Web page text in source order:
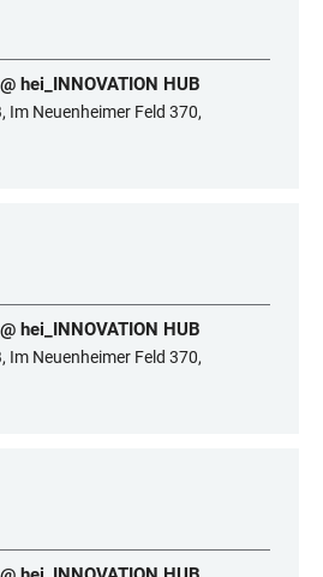
hei_INNOVATION HUB
Im Neuenheimer Feld 370,
hei_INNOVATION HUB
Im Neuenheimer Feld 370,